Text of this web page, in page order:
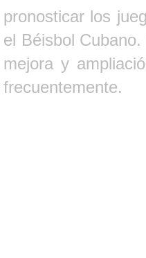
pronosticar los
el Béisbol
mejora y
frecuentemente.